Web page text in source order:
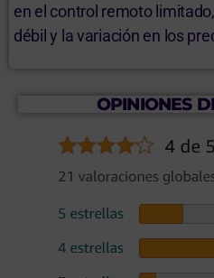
en el control remoto
débil y la variación en los
OPINIONES